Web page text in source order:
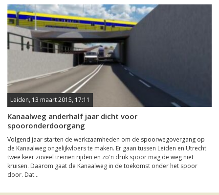
Leiden, 13 maart 2015, 17:11
Kanaalweg anderhalf jaar dicht voor
spooronderdoorgang
Volgend jaar starten de werkzaamheden om de spoorwegovergang op
de Kanaalweg ongelijkvloers te maken. Er gaan tussen Leiden en Utrecht
twee keer zoveel treinen rijden en zo'n druk spoor mag de weg niet
kruisen. Daarom gaat de Kanaalweg in de toekomst onder het spoor
door. Dat...